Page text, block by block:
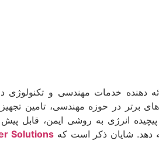
دهنده خدمات مهندسی و
برتر در حوزه مهندسی،
انرژی به روشی ایمن، قابل پیش
دهد. شایان ذکر است کهSolutions